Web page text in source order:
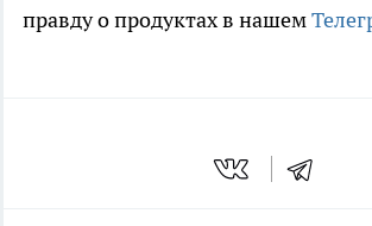
правду о продуктах в нашем